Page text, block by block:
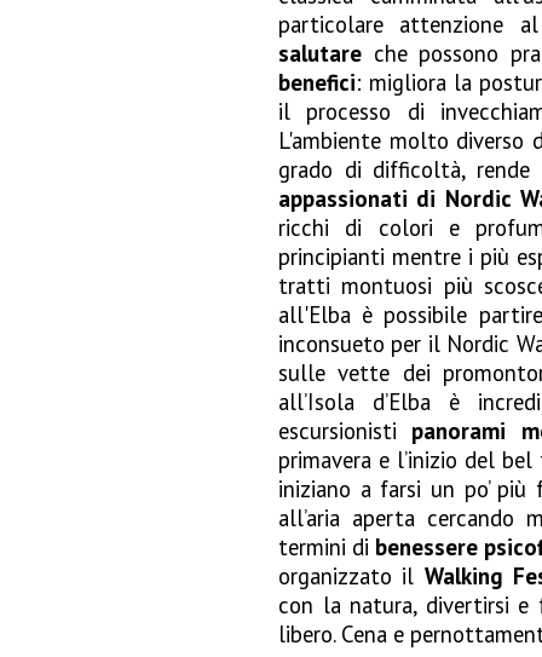
particolare attenzione
salutare che possono
benefici: migliora la
il processo di
L'ambiente molto diverso
grado di difficoltà,
appassionati di Nordic
ricchi di colori e
principianti mentre i più
tratti montuosi più
all'Elba è possibile
inconsueto per il Nordic
sulle vette dei
all’Isola d’Elba è
escursionisti panorami
primavera e l’inizio del
iniziano a farsi un po’
all’aria aperta cercando
termini di benessere
organizzato il Walking
con la natura, divertirsi e
libero. Cena e